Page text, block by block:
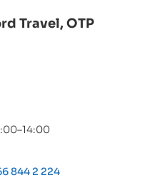
Travel, OTP
844 2 224